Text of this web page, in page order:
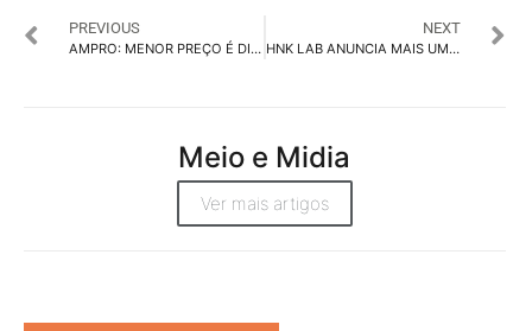
PREVIOUS
AMPRO: MENOR PREÇO É DITADO NAS DISPUTAS
NEXT
HNK LAB ANUNCIA MAIS UMA LIDERANÇA CRIATIVA
Meio e Midia
Ver mais artigos